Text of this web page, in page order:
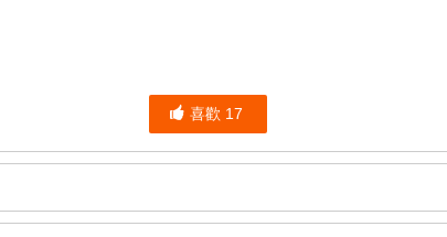
喜歡 17